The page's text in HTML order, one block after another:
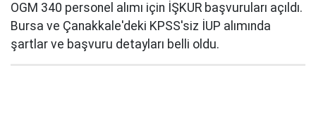
OGM 340 personel alımı için İŞKUR başvuruları açıldı.
Bursa ve Çanakkale'deki KPSS'siz İUP alımında
şartlar ve başvuru detayları belli oldu.